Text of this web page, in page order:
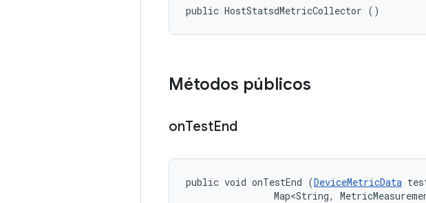
public HostStatsdMetricCollector ()
Métodos públicos
onTestEnd
public void onTestEnd (DeviceMetricData
Map<String,